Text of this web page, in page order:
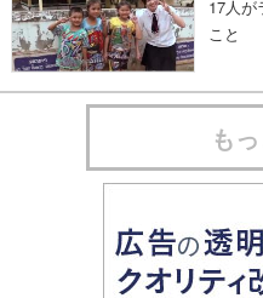
17人が
こと
も